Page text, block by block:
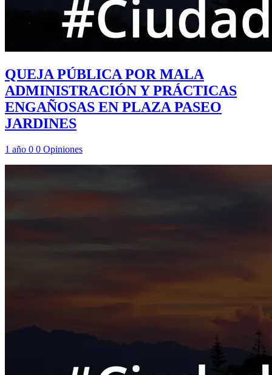
QUEJA PÚBLICA POR MALA
ADMINISTRACIÓN Y PRÁCTICAS
ENGAÑOSAS EN PLAZA PASEO
JARDINES
1 año 0 0 Opiniones